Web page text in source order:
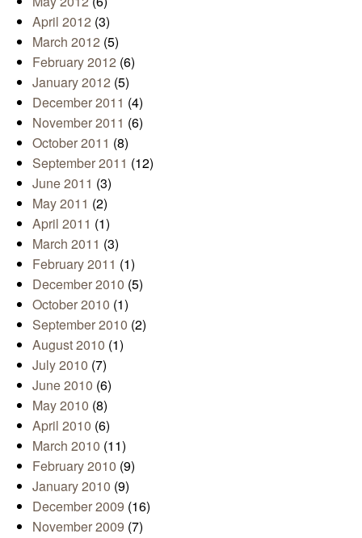
April 2012 (3)
March 2012 (5)
February 2012 (6)
January 2012 (5)
December 2011 (4)
November 2011 (6)
October 2011 (8)
September 2011 (12)
June 2011 (3)
May 2011 (2)
April 2011 (1)
March 2011 (3)
February 2011 (1)
December 2010 (5)
October 2010 (1)
September 2010 (2)
August 2010 (1)
July 2010 (7)
June 2010 (6)
May 2010 (8)
April 2010 (6)
March 2010 (11)
February 2010 (9)
January 2010 (9)
December 2009 (16)
November 2009 (7)